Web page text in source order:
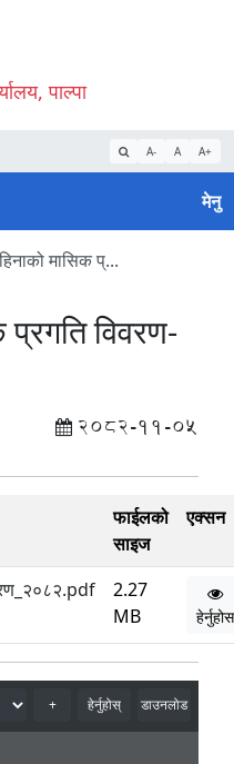
पाल्पा
A- A A+
मेनु
मासिक प्...
प्रगति विवरण-
2082-11-05
फाईलको
साइज
एक्सन
2.27
MB
हेर्नुहोस